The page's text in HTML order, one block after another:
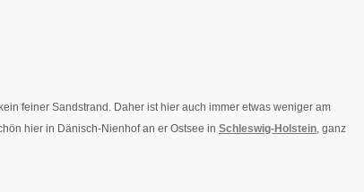
feiner Sandstrand. Daher ist hier auch immer etwas weniger am
hier in Dänisch-Nienhof an er Ostsee in Schleswig-Holstein, ganz